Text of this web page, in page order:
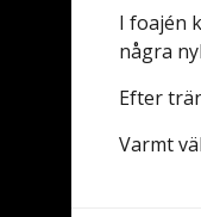
I foajén
några
Efter
Varmt